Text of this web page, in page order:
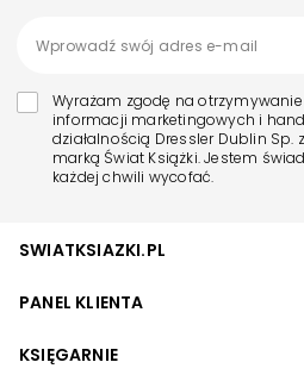
Wyrażam zgodę na
informacji marketingowych i
działalnością Dressler Dublin Sp.
marką Świat Książki. Jestem
każdej chwili wycofać.
SWIATKSIAZKI.PL
PANEL KLIENTA
KSIĘGARNIE